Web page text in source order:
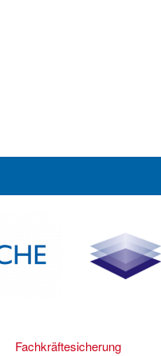
Fachkräftesicherung